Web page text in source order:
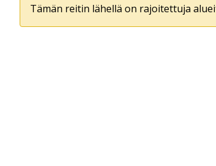
Tämän reitin lähellä on rajoitettuja